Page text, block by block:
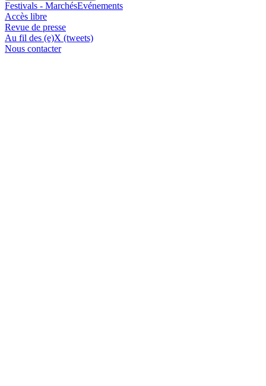
Festivals - MarchésEvénements
Accès libre
Revue de presse
Au fil des (e)X (tweets)
Nous contacter